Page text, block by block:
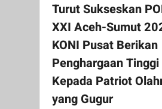
Turut Sukseskan
XXI Aceh-Sumut
KONI Pusat Berikan
Penghargaan Tinggi
Kepada Patriot
yang Gugur